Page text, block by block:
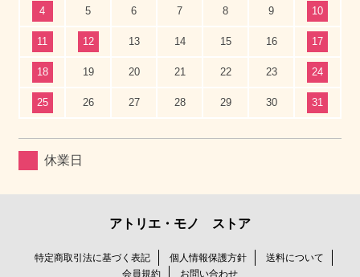
4 5 6 7 8 9 10
11 12 13 14 15 16 17
18 19 20 21 22 23 24
25 26 27 28 29 30 31
休業日
アトリエ・モノ ストア
特定商取引法に基づく表記 個人情報保護方針
送料について
会員規約
お問い合わせ